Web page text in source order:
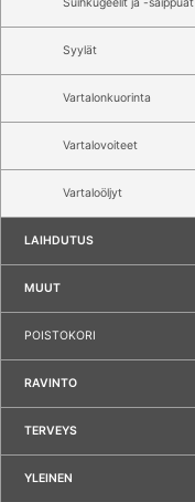
Syylät
Vartalonkuorinta
Vartalovoiteet
Vartaloöljyt
LAIHDUTUS
MUUT
POISTOKORI
RAVINTO
TERVEYS
YLEINEN